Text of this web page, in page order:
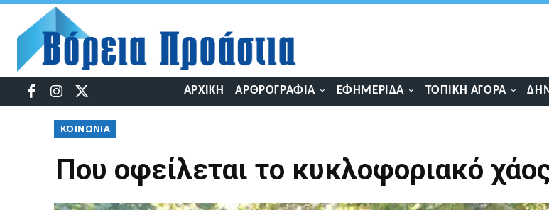
ΑΡΧΙΚΉ ΑΡΘΡΟΓΡΑΦΊΑ ΕΦΗΜΕΡΊΔΑ ΤΟΠΙΚΉ ΑΓΟΡΆ
ΚΟΙΝΩΝΊΑ
Που οφείλεται το κυκλοφοριακό